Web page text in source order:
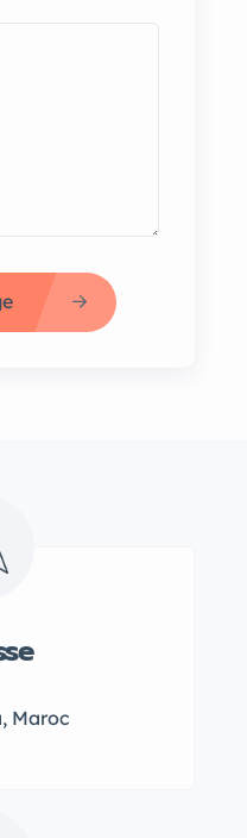
Maroc